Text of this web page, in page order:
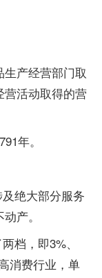
产经营部门取
活动取得的营
年。
绝大部分服务
产。
，即3%、
消费行业，单